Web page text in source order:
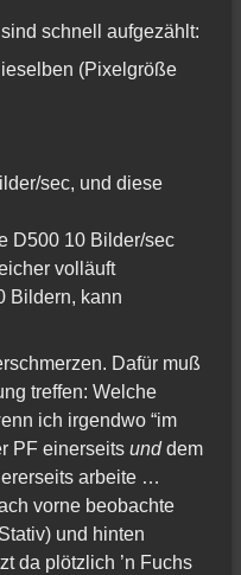
schnell aufgezählt:
(Pixelgröße
sec, und diese
D500 10 Bilder/sec
volläuft
Bildern, kann
Dafür muß
treffen: Welche
ich irgendwo “im
PF einerseits unddem
arbeite …
vorne beobachte
und hinten
da plötzlich ’n Fuchs